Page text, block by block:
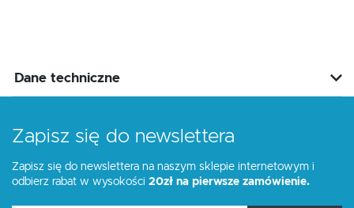
Dane techniczne
Zapisz się do newslettera
Zapisz się do newslettera na naszym sklepie internetowym i
odbierz rabat w wysokości 20zł na pierwsze zamówienie.